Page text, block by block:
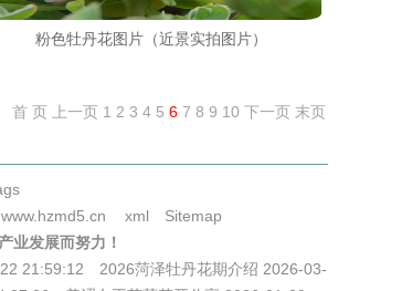
粉色牡丹花图片（近景实拍图片）
首 页 上一页 1 2 3 4 5 6 7 8 9 10 下一页 末页
www.hzmd5.cn xml
Sitemap
业发展而努力！
21:59:12
2026菏泽牡丹花期介绍 2026-03-